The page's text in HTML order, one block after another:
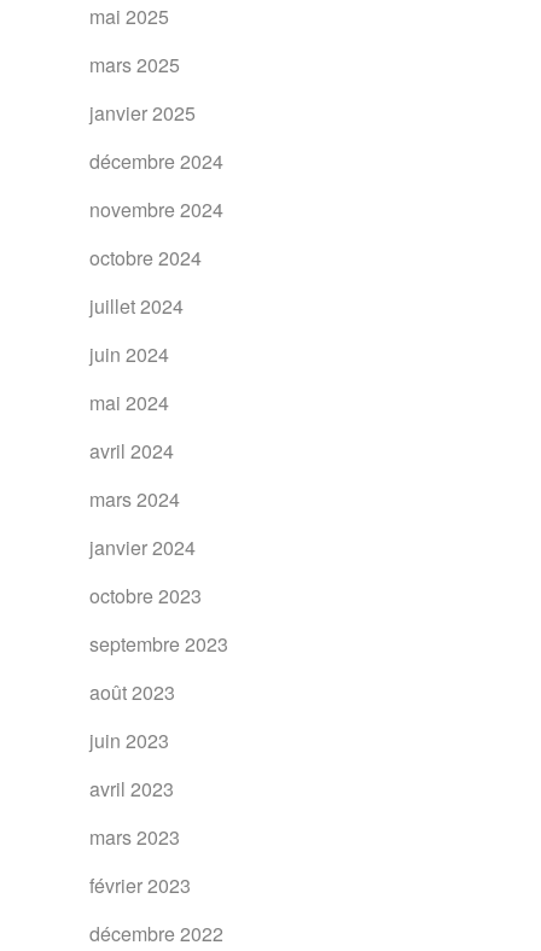
mai 2025
mars 2025
janvier 2025
décembre 2024
novembre 2024
octobre 2024
juillet 2024
juin 2024
mai 2024
avril 2024
mars 2024
janvier 2024
octobre 2023
septembre 2023
août 2023
juin 2023
avril 2023
mars 2023
février 2023
décembre 2022